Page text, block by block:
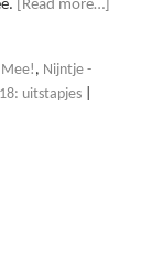
[Read more…]
, Nijntje -
uitstapjes